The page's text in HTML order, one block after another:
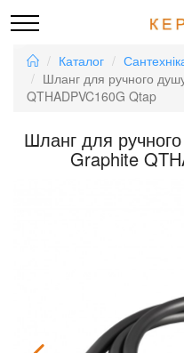
Каталог
Шланг для ручного
QTHADPVC160G Qtap
Шланг для
Graphite